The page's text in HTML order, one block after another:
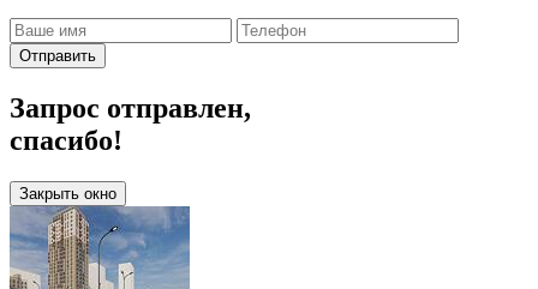
Отправить
Запрос отправлен,
спасибо!
Закрыть окно